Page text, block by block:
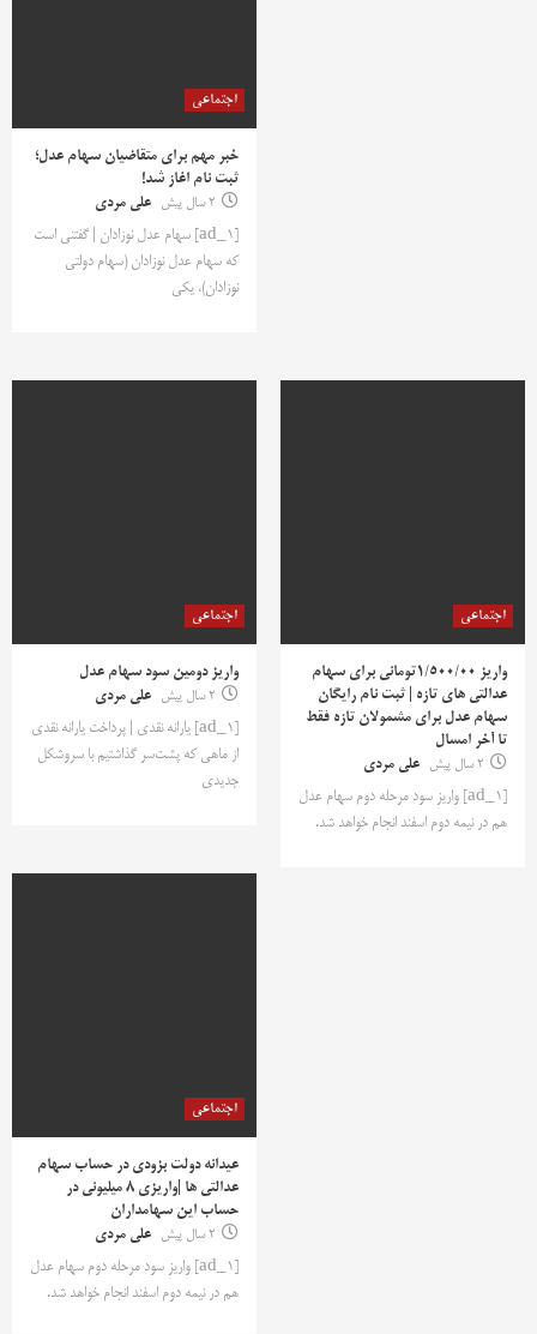
اجتماعی
خبر مهم برای متقاضیان سهام عدل؛
ثبت نام اغاز شد!
2 سال پیش
علی مردی
[ad_1] سهام عدل نوزادان | گفتنی است
که سهام عدل نوزادان (سهام دولتی
نوزادان)، یکی
اجتماعی
واریز 1/500/00تومانی برای سهام
عدالتی های تازه | ثبت نام رایگان
سهام عدل برای مشمولان تازه فقط
تا آخر امسال
2 سال پیش
علی مردی
[ad_1] واریز سود مرحله دوم سهام عدل
هم در نیمه دوم اسفند انجام خواهد شد.
اجتماعی
واریز دومین سود سهام عدل
2 سال پیش
علی مردی
[ad_1] یارانه نقدی | پرداخت یارانه نقدی
از ماهی که پشت‌سر گذاشتیم با سروشکل
جدیدی
اجتماعی
عیدانه دولت بزودی در حساب سهام
عدالتی ها |واریزی 8 میلیونی در
حساب این سهامداران
2 سال پیش
علی مردی
[ad_1] واریز سود مرحله دوم سهام عدل
هم در نیمه دوم اسفند انجام خواهد شد.